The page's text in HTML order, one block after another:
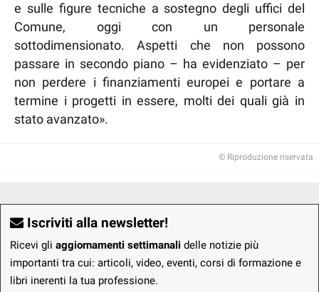
e sulle figure tecniche a sostegno degli uffici del
Comune, oggi con un personale
sottodimensionato. Aspetti che non possono
passare in secondo piano – ha evidenziato – per
non perdere i finanziamenti europei e portare a
termine i progetti in essere, molti dei quali già in
stato avanzato».
© Riproduzione riservata
Iscriviti alla newsletter!
Ricevi gli aggiornamenti settimanali delle notizie più
importanti tra cui: articoli, video, eventi, corsi di formazione e
libri inerenti la tua professione.